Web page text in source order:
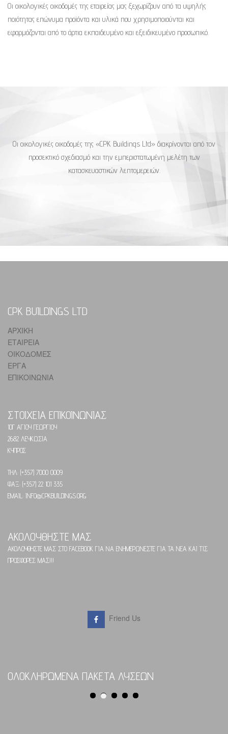
Οι οικολογικές οικοδομές της εταιρείας μας ξεχωρίζουν από τα υψηλής
ποιότητας επώνυμα προϊόντα και υλικά που χρησιμοποιούνται και
εφαρμόζονται από το άρτια εκπαιδευμένο και εξειδικευμένο προσωπικό.
Οι οικολογικές οικοδομές της «CPK Buildings Ltd» διακρίνονται από τον
προσεκτικό σχεδιασμό και την εμπεριστατωμένη μελέτη των
κατασκευαστικών λεπτομερειών.
CPK BUILDINGS LTD
ΑΡΧΙΚΗ
ΕΤΑΙΡΕΙΑ
ΟΙΚΟΔΟΜΕΣ
ΕΡΓΑ
ΕΠΙΚΟΙΝΩΝΙΑ
ΣΤΟΙΧΕΙΑ ΕΠΙΚΟΙΝΩΝΙΑΣ
10Γ ΑΓΙΟΥ ΓΕΩΡΓΙΟΥ
2682 ΛΕΥΚΩΣΙΑ
ΚΥΠΡΟΣ
ΤΗΛ: (+357) 7000 0009
ΦΑΞ: (+357) 22 101 335
EMAIL: INFO@CPKBUILDINGS.ORG
ΑΚΟΛΟΥΘΗΣΤΕ ΜΑΣ
ΑΚΟΛΟΥΘΗΣΤΕ ΜΑΣ ΣΤΟ FACEBOOK ΓΙΑ ΝΑ ΕΝΗΜΕΡΩΝΕΣΤΕ ΓΙΑ ΤΑ ΝΕΑ ΚΑΙ ΤΙΣ
ΠΡΟΣΦΟΡΕΣ ΜΑΣ!!!
Friend Us
ΟΛΟΚΛΗΡΩΜΕΝΑ ΠΑΚΕΤΑ ΛΥΣΕΩΝ